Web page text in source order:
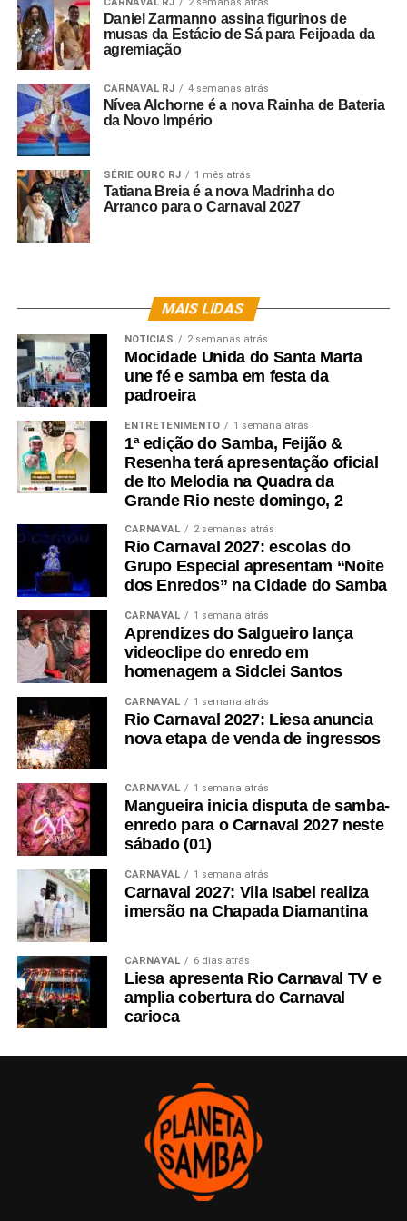
esforça para tornar as oportunidades de educação e
treinamento de formas de arte afro-brasileira, como
samba e capoeira, acessíveis para sua comunidade nos
Estados Unidos, porém estabeleceu a empresa
educacional e de performance, o “NC Brazilian Arts
Project”.
O enredo da Lins Imperial para o próximo carnaval é
“Mussum pra sempris – traga o mé que hoje com a Lins
vai ter muito samba no pé!” A escola será a primeira a
Fotos: Divulgação
Daniel Zarmanno assina figurinos de
musas da Estácio de Sá para Feijoada da
agremiação
CARNAVAL RJ 4 semanas atrás
Nívea Alchorne é a nova Rainha de Bateria
da Novo Império
SÉRIE OURO RJ 1 mês atrás
Tatiana Breia é a nova Madrinha do
Arranco para o Carnaval 2027
MAIS LIDAS
NOTICIAS 2 semanas atrás
Mocidade Unida do Santa Marta
une fé e samba em festa da
padroeira
ENTRETENIMENTO 1 semana atrás
1ª edição do Samba, Feijão &
Resenha terá apresentação oficial
de Ito Melodia na Quadra da
Grande Rio neste domingo, 2
CARNAVAL 2 semanas atrás
Rio Carnaval 2027: escolas do
Grupo Especial apresentam “Noite
dos Enredos” na Cidade do Samba
CARNAVAL 1 semana atrás
Aprendizes do Salgueiro lança
videoclipe do enredo em
homenagem a Sidclei Santos
CARNAVAL 1 semana atrás
Rio Carnaval 2027: Liesa anuncia
nova etapa de venda de ingressos
CARNAVAL 1 semana atrás
Mangueira inicia disputa de samba-
enredo para o Carnaval 2027 neste
sábado (01)
CARNAVAL 1 semana atrás
Carnaval 2027: Vila Isabel realiza
imersão na Chapada Diamantina
CARNAVAL 6 dias atrás
Liesa apresenta Rio Carnaval TV e
amplia cobertura do Carnaval
carioca